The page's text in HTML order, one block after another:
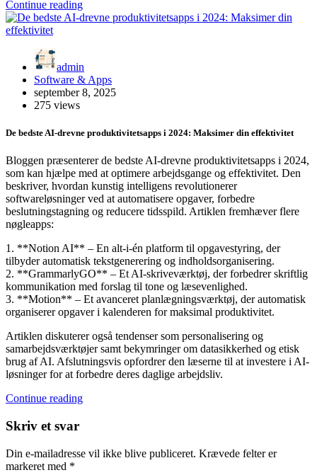
Continue reading
admin
Software & Apps
september 8, 2025
275 views
De bedste AI-drevne produktivitetsapps i 2024: Maksimer din effektivitet
Bloggen præsenterer de bedste AI-drevne produktivitetsapps i 2024,
som kan hjælpe med at optimere arbejdsgange og effektivitet. Den
beskriver, hvordan kunstig intelligens revolutionerer
softwareløsninger ved at automatisere opgaver, forbedre
beslutningstagning og reducere tidsspild. Artiklen fremhæver flere
nøgleapps:
1. **Notion AI** – En alt-i-én platform til opgavestyring, der
tilbyder automatisk tekstgenerering og indholdsorganisering.
2. **GrammarlyGO** – Et AI-skriveværktøj, der forbedrer skriftlig
kommunikation med forslag til tone og læsevenlighed.
3. **Motion** – Et avanceret planlægningsværktøj, der automatisk
organiserer opgaver i kalenderen for maksimal produktivitet.
Artiklen diskuterer også tendenser som personalisering og
samarbejdsværktøjer samt bekymringer om datasikkerhed og etisk
brug af AI. Afslutningsvis opfordrer den læserne til at investere i AI-
løsninger for at forbedre deres daglige arbejdsliv.
Continue reading
Skriv et svar
Din e-mailadresse vil ikke blive publiceret. Krævede felter er
markeret med *